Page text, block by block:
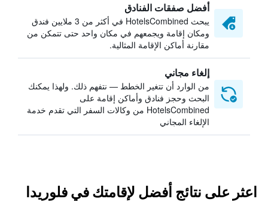
أفضل صفقات الفنادق
يبحث HotelsCombined في أكثر من 3 ملايين فندق
ومكان إقامة ويجمعهم في مكان واحد حتى تتمكن من
مقارنة أماكن الإقامة المثالية.
إلغاء مجاني
من الوارد أن تتغير الخطط — نتفهم ذلك. ولهذا يمكنك
البحث وحجز فنادق وأماكن إقامة على
HotelsCombined من وكالات السفر التي تقدم خدمة
الإلغاء المجاني
اعثر على نتائج أفضل لإقامتك في فلوريدا